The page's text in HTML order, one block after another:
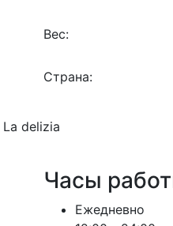
Вес:
Страна:
La delizia
Часы
Ежедневно